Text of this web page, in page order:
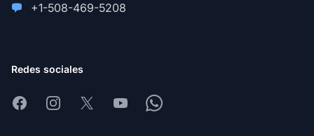
+1-508-469-5208
Redes sociales
FacebookInstagram
X YoutubeWhatsapp